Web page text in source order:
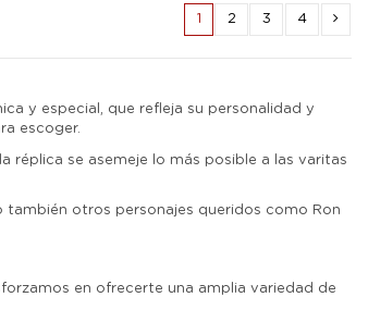
1 2 3 4
y especial, que refleja su personalidad y
escoger.
réplica se asemeje lo más posible a las varitas
otros personajes queridos como Ron
en ofrecerte una amplia variedad de